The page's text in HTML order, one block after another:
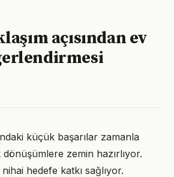
açısından ev
küçük başarılar zamanla
zemin hazırlıyor.
hedefe katkı sağlıyor.